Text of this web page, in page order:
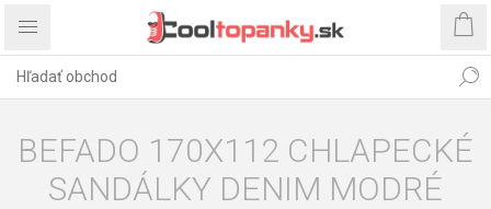
BEFADO 170X112 CHLAPECKÉ
SANDÁLKY DENIM MODRÉ